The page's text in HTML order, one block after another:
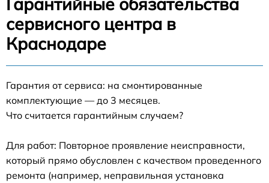
сервисного центра в
Краснодаре
Гарантия от сервиса: на смонтированные
комплектующие — до 3 месяцев.
Что считается гарантийным случаем?
Для работ: Повторное проявление неисправности,
который прямо обусловлен с качеством проведенного
ремонта (например, неправильная установка